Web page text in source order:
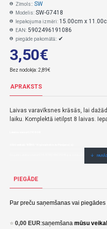
3,50€
Bez nodokļa: 2,89€
Zīmols:: SW
Modelis: SW-G7418
Iepakojuma izmēri: 15.00cm x
EAN: 5902496191086
piegāde pakomātā:: ✔
APRAKSTS
Laivas varavīksnes krāsās, lai
laiku. Komplektā ietilpst 8 laivas.
Nopirkt Laiviņas vannai G7418-5902496191086-par zemu cenu,ātri,ērti,bez
PIEGĀDE
Par preču saņemšanas vai
⭐ 0,00 EUR:saņemšana mūsu